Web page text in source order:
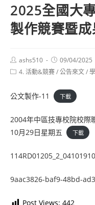
2025全國大
製作競賽暨
Post
author:
ashs510
Post
published:
09/04/2025
Post4. 活動&競賽/公告來文/
公文製作-11 下載
2004年中區技專校院校際
10月29日星期五
下載
9aac3826-baf9-48bd-
Post Views: 442